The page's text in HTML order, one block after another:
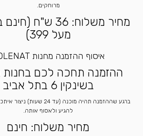
מרוחקים.
מחיר משלוח: 36
מעל 399)
איסוף ההזמנה מחנות BOLENAT
ההזמנה תחכה לכם בחנות
בשינקין 6 בתל אביב
ברגע שההזמנה תהיה מוכנה (עד 24
להגיע ולאסוף אותה.
מחיר משלוח: חינם